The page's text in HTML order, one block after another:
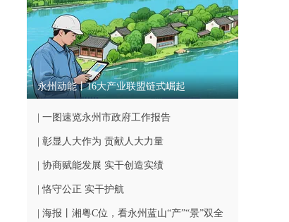
永州动能丨16大产业联盟链式崛起
| 一图速览永州市政府工作报告
| 彰显人大作为 贡献人大力量
| 协商赋能发展 实干创造实绩
| 恪守公正 实干护航
| 海报丨湘粤C位，看永州蓝山“产”“景”双全